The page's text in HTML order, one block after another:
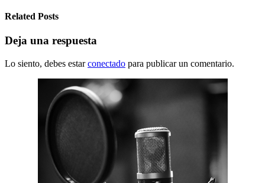
Related Posts
Deja una respuesta
Lo siento, debes estarconectado para publicar un comentario.